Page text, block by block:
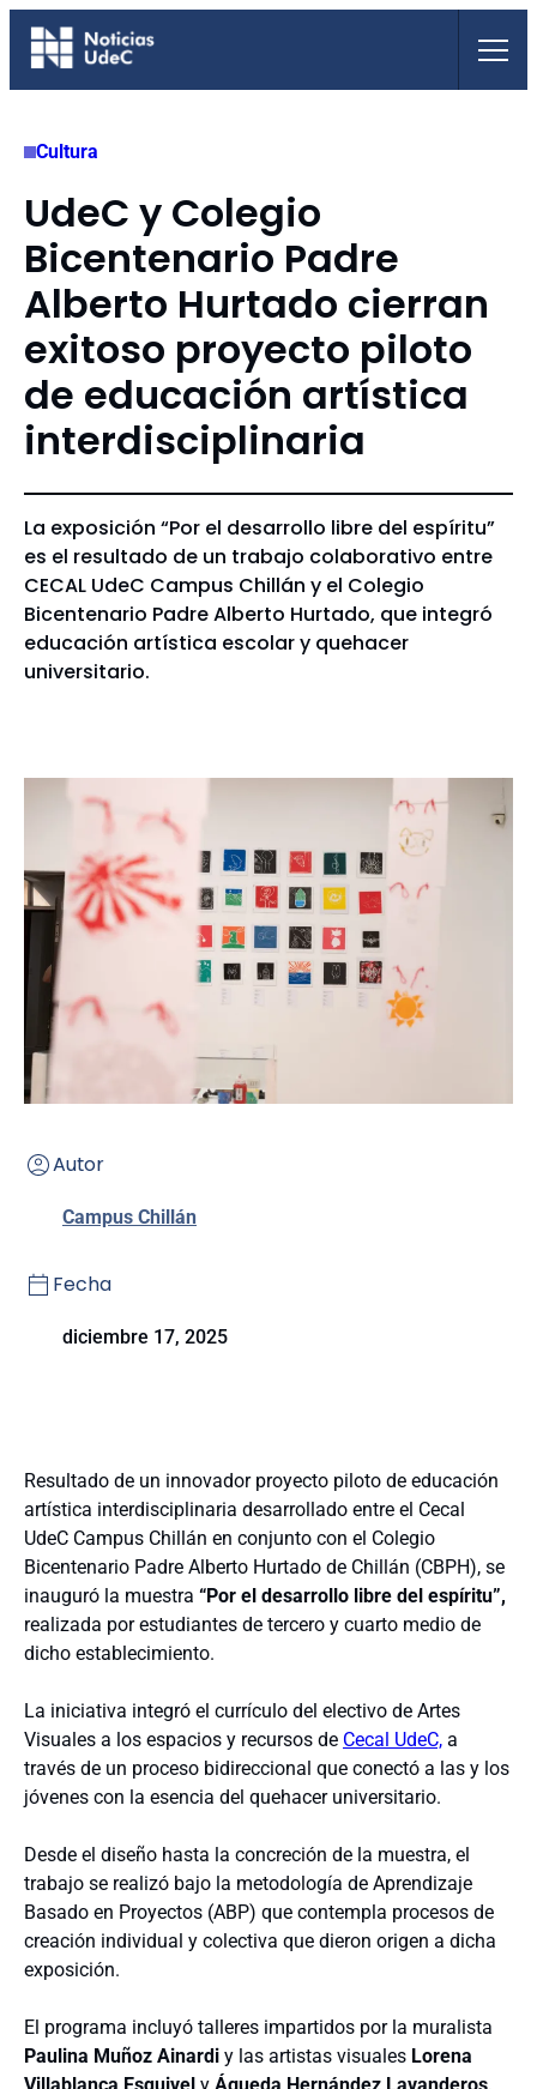
Saltar
Cultura
UdeC y Colegio
Bicentenario Padre
Alberto Hurtado cierran
exitoso proyecto piloto
de educación artística
interdisciplinaria
La exposición “Por el desarrollo libre del espíritu”
es el resultado de un trabajo colaborativo entre
CECAL UdeC Campus Chillán y el Colegio
Bicentenario Padre Alberto Hurtado, que integró
educación artística escolar y quehacer
universitario.
Autor
Campus Chillán
Fecha
diciembre 17, 2025
Resultado de un innovador proyecto piloto de educación
artística interdisciplinaria desarrollado entre el Cecal
UdeC Campus Chillán en conjunto con el Colegio
Bicentenario Padre Alberto Hurtado de Chillán (CBPH), se
inauguró la muestra “Por el desarrollo libre del espíritu”,
realizada por estudiantes de tercero y cuarto medio de
dicho establecimiento.
La iniciativa integró el currículo del electivo de Artes
Visuales a los espacios y recursos de Cecal UdeC, a
través de un proceso bidireccional que conectó a las y los
jóvenes con la esencia del quehacer universitario.
Desde el diseño hasta la concreción de la muestra, el
trabajo se realizó bajo la metodología de Aprendizaje
Basado en Proyectos (ABP) que contempla procesos de
creación individual y colectiva que dieron origen a dicha
exposición.
El programa incluyó talleres impartidos por la muralista
Paulina Muñoz Ainardi y las artistas visuales Lorena